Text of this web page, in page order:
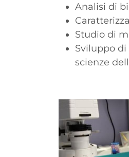
Analisi di
Studio di
Sviluppo
scienze
Paragrafo
Immagine